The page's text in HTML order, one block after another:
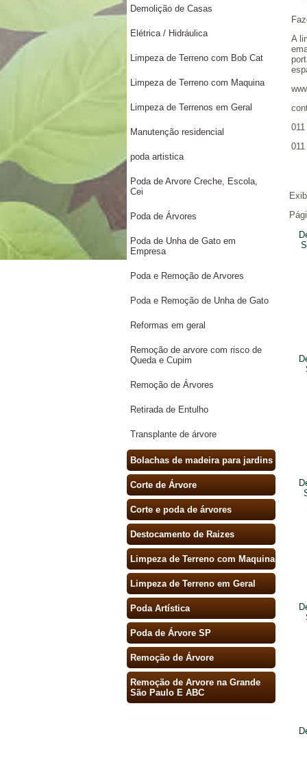
Demolição de Casas
Elétrica / Hidráulica
Limpeza de Terreno com Bob Cat
Limpeza de Terreno com Maquina
Limpeza de Terrenos em Geral
Manutenção residencial
poda artistica
Poda de Arvore Creche, Escola,
Cei
Poda de Árvores
Poda de Unha de Gato em
Empresa
Poda e Remoção de Arvores
Poda e Remoção de Unha de Gato
Reformas em geral
Remoção de arvore com risco de
Queda e Cupim
Remoção de Árvores
Retirada de Entulho
Transplante de árvore
Bolachas de madeira para jardins
Corte de Árvore
Corte e poda de árvores
Destocamento de Raizes
Limpeza de Terreno com Maquina
Limpeza de Terreno em Geral
Poda Artística
Poda de Árvore SP
Remoção de Árvore
Remoção de Arvore na Grande
São Paulo E ABC
A